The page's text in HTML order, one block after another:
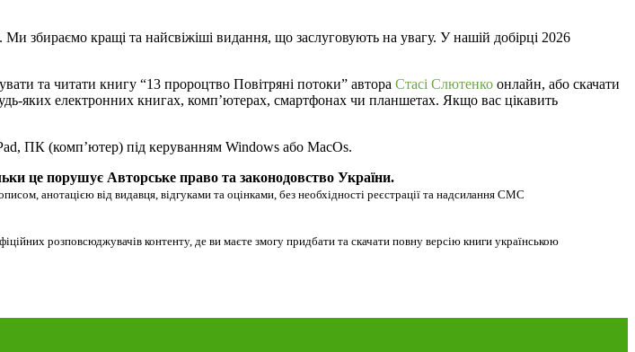
збираємо кращі та найсвіжіші видання, що заслуговують на увагу. У нашій добірці 2026
та читати книгу “13 пророцтво Повітряні потоки” автора Стасі Слютенко онлайн, або скачати
яких електронних книгах, комп’ютерах, смартфонах чи планшетах. Якщо вас цікавить
ПК (комп’ютер) під керуванням Windows або MacOs.
це порушує Авторське право та законодовство України.
анотацією від видавця, відгуками та оцінками, без необхідності реєстрації та надсилання СМС
розповсюджувачів контенту, де ви маєте змогу придбати та скачати повну версію книги українською